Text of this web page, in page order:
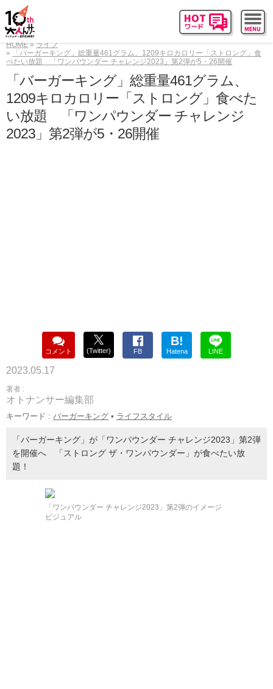
HOME
ライフ
「バーガーキング」総重量461グラム、1209キロカロリー「ストロング」食
べたい放題 「ワンパウンダー チャレンジ2023」第2弾が5・26開催
「バーガーキング」総重量461グラム、
1209キロカロリー「ストロング」食べた
い放題 「ワンパウンダー チャレンジ
2023」第2弾が5・26開催
コメント (Twitter) FB
B!
Hatena LINE
2023.05.17
著者 :
オトナンサー編集部
キーワード : バーガーキング • ライフスタイル
「バーガーキング」が「ワンパウンダー チャレンジ2023」第2弾
を開催へ 「ストロング ザ・ワンパウンダー」が食べたい放
題！
「ワンパウンダー チャレンジ2023」第2弾のイメージ
ビジュアル